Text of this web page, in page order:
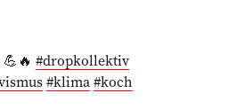
#dropkollektiv
#klima#koch